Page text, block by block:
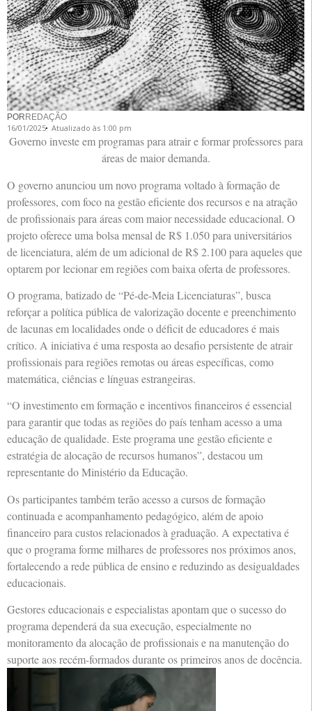
POR REDAÇÃO
16/01/2025 Atualizado às 1:00 pm
Governo investe em programas para atrair e formar professores para
áreas de maior demanda.
O governo anunciou um novo programa voltado à formação de
professores, com foco na gestão eficiente dos recursos e na atração
de profissionais para áreas com maior necessidade educacional. O
projeto oferece uma bolsa mensal de R$ 1.050 para universitários
de licenciatura, além de um adicional de R$ 2.100 para aqueles que
optarem por lecionar em regiões com baixa oferta de professores.
O programa, batizado de “Pé-de-Meia Licenciaturas”, busca
reforçar a política pública de valorização docente e preenchimento
de lacunas em localidades onde o déficit de educadores é mais
crítico. A iniciativa é uma resposta ao desafio persistente de atrair
profissionais para regiões remotas ou áreas específicas, como
matemática, ciências e línguas estrangeiras.
“O investimento em formação e incentivos financeiros é essencial
para garantir que todas as regiões do país tenham acesso a uma
educação de qualidade. Este programa une gestão eficiente e
estratégia de alocação de recursos humanos”, destacou um
representante do Ministério da Educação.
Os participantes também terão acesso a cursos de formação
continuada e acompanhamento pedagógico, além de apoio
financeiro para custos relacionados à graduação. A expectativa é
que o programa forme milhares de professores nos próximos anos,
fortalecendo a rede pública de ensino e reduzindo as desigualdades
educacionais.
Gestores educacionais e especialistas apontam que o sucesso do
programa dependerá da sua execução, especialmente no
monitoramento da alocação de profissionais e na manutenção do
suporte aos recém-formados durante os primeiros anos de docência.